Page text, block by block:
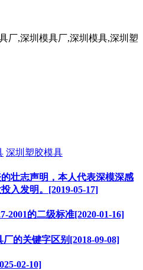
深圳塑胶模具
壮志声明，本人代表深模深感
入发明。[2019-05-17]
2001的二级标准[2020-01-16]
的关键字区别[2018-09-08]
02-10]